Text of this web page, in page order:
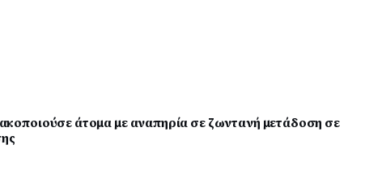
άτομα με αναπηρία σε ζωντανή μετάδοση σε